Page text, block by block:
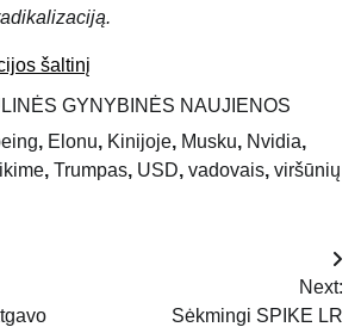
šaltinį
GYNYBINĖS NAUJIENOS
, Elonu, Kinijoje, Musku, Nvidia,
, Trumpas, USD, vadovais, viršūnių
Next:
Sėkmingi SPIKE LR